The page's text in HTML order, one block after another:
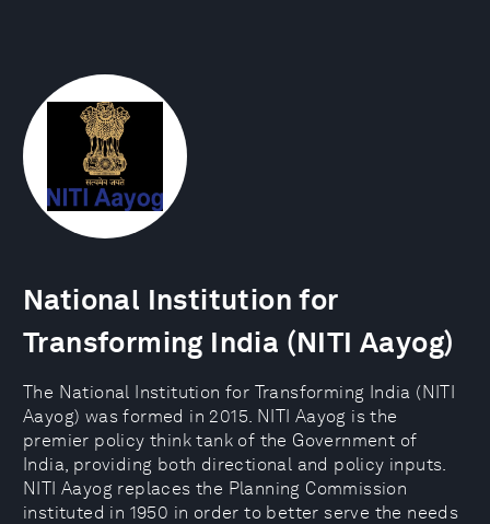
National Institution for
Transforming India (NITI Aayog)
The National Institution for Transforming India (NITI
Aayog) was formed in 2015. NITI Aayog is the
premier policy think tank of the Government of
India, providing both directional and policy inputs.
NITI Aayog replaces the Planning Commission
instituted in 1950 in order to better serve the needs